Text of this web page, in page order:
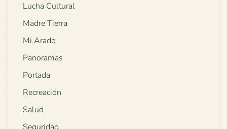
Lucha Cultural
Madre Tierra
Mi Arado
Panoramas
Portada
Recreación
Salud